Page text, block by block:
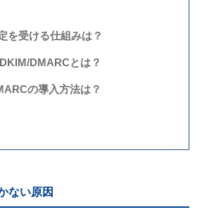
を受ける仕組みは？
DMARCとは？
の導入方法は？
ない原因